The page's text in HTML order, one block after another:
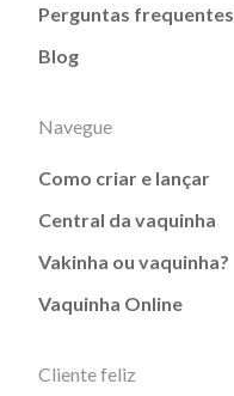
Perguntas frequentes
Blog
Navegue
Como criar e lançar
Central da vaquinha
Vakinha ou vaquinha?
Vaquinha Online
Cliente feliz